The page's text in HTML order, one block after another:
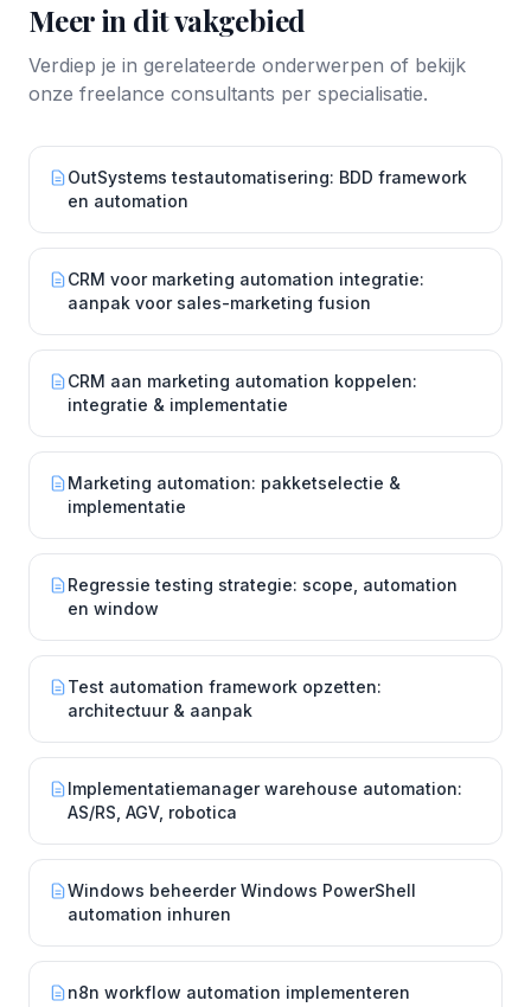
Meer in dit vakgebied
Verdiep je in gerelateerde onderwerpen of bekijk
onze freelance consultants per specialisatie.
OutSystems testautomatisering: BDD framework
en automation
CRM voor marketing automation integratie:
aanpak voor sales-marketing fusion
CRM aan marketing automation koppelen:
integratie & implementatie
Marketing automation: pakketselectie &
implementatie
Regressie testing strategie: scope, automation
en window
Test automation framework opzetten:
architectuur & aanpak
Implementatiemanager warehouse automation:
AS/RS, AGV, robotica
Windows beheerder Windows PowerShell
automation inhuren
n8n workflow automation implementeren